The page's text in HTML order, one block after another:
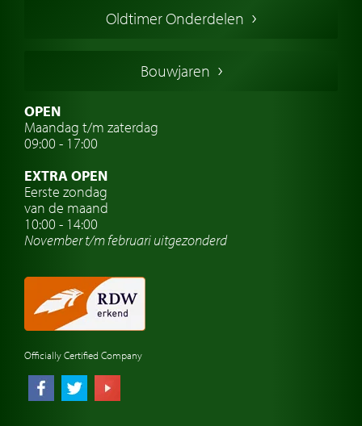
Franse oldtimers
Zweedse oldtimers
Oldtimer verzekering
Oldtimer reizen
Oldtimerwerkplaats
Automerk horloges
Classic cars Nederland
Oldtimer Onderdelen
Bouwjaren
OPEN
Maandag t/m zaterdag
09:00 - 17:00
EXTRA OPEN
Eerste zondag
van de maand
10:00 - 14:00
November t/m februariuitgezonderd
Officially Certified Company